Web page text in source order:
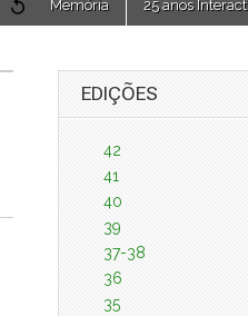
Memória 25 anos Interact
EDIÇÕES
42
41
40
39
37-38
36
35